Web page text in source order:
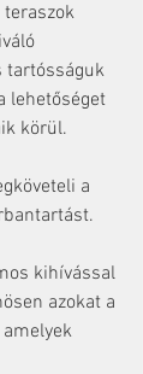
tartósságuk
lehetőséget
körül.
a
kihívással
azokat a